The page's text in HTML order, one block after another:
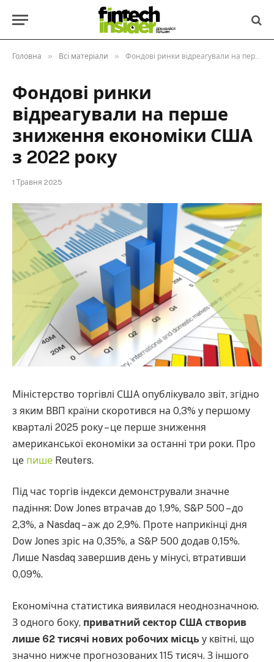
Головна » Всі матеріали » Фондові ринки відреагували на перше зниження економіки США з 2022 року
Фондові ринки
відреагували на перше
зниження економіки США
з 2022 року
1 Травня 2025
Міністерство торгівлі США опублікувало звіт, згідно
з яким ВВП країни скоротився на 0,3% у першому
кварталі 2025 року – це перше зниження
американської економіки за останні три роки. Про
це пише Reuters.
Під час торгів індекси демонстрували значне
падіння: Dow Jones втрачав до 1,9%, S&P 500 – до
2,3%, а Nasdaq – аж до 2,9%. Проте наприкінці дня
Dow Jones зріс на 0,35%, а S&P 500 додав 0,15%.
Лише Nasdaq завершив день у мінусі, втративши
0,09%.
Економічна статистика виявилася неоднозначною.
З одного боку, приватний сектор США створив
лише 62 тисячі нових робочих місць у квітні, що
значно нижче прогнозованих 115 тисяч. З іншого